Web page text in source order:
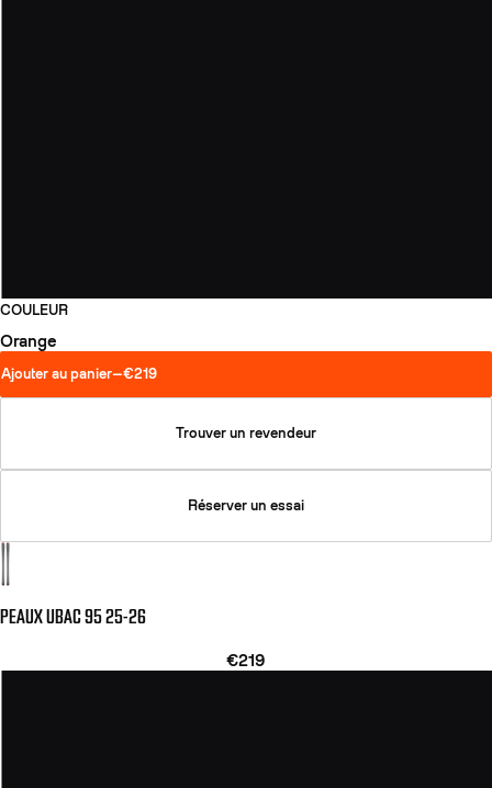
COULEUR
Orange
Ajouter au panier—€219
Trouver un revendeur
Réserver un essai
PEAUX UBAC 95 25-26
€219